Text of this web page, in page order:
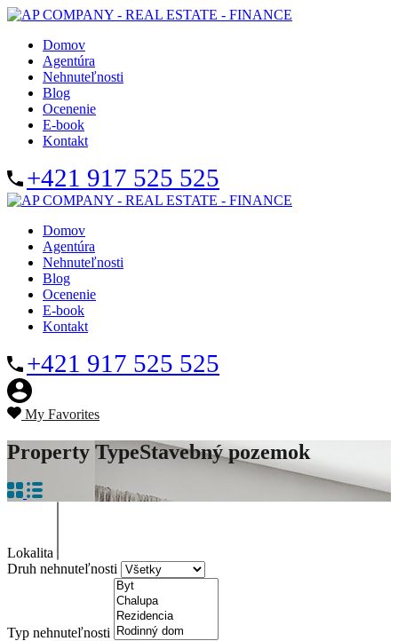
Domov
Agentúra
Nehnuteľnosti
Blog
Ocenenie
E-book
Kontakt
+421 917 525 525
Domov
Agentúra
Nehnuteľnosti
Blog
Ocenenie
E-book
Kontakt
+421 917 525 525
My Favorites
Property TypeStavebný pozemok
Lokalita
Druh nehnuteľnosti
Typ nehnuteľnosti